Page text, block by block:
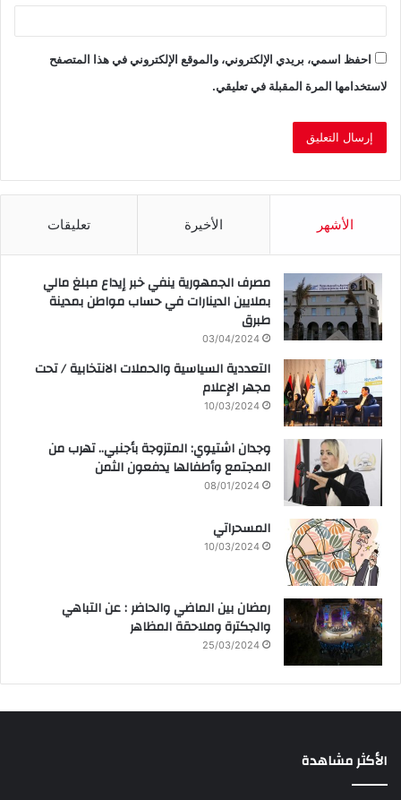
احفظ اسمي، بريدي الإلكتروني، والموقع الإلكتروني في هذا المتصفح
لاستخدامها المرة المقبلة في تعليقي.
الأشهر الأخيرة تعليقات
مصرف الجمهورية ينفي خبر إيداع مبلغ مالي
بملايين الدينارات في حساب مواطن بمدينة
طبرق
03/04/2024
التعددية السياسية والحملات الانتخابية / تحت
مجهر الإعلام
10/03/2024
وجدان اشتيوي: المتزوجة بأجنبي.. تهرب من
المجتمع وأطفالها يدفعون الثمن
08/01/2024
المسحراتي
10/03/2024
رمضان بين الماضي والحاضر : عن التباهي
والجكترة وملاحقة المظاهر
25/03/2024
الأكثر مشاهدة